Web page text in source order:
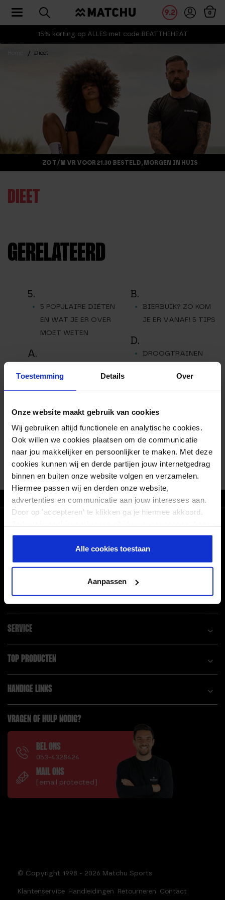
Toestemming Details Over
Onze website maakt gebruik van cookies
Wij gebruiken altijd functionele en analytische cookies.
Ook willen we cookies plaatsen om de communicatie
naar jou makkelijker en persoonlijker te maken. Met deze
cookies kunnen wij en derde partijen jouw internetgedrag
binnen en buiten onze website volgen en verzamelen.
Hiermee passen wij en derden onze website,
advertenties en communicatie aan jouw interesses aan.
Door op 'accepteren' te klikken ga je hiermee akkoord.
er meer over in onsprivacy beleid.
Alle cookies toestaan
Aanpassen
15% korting op ALLES met code BEATTHEHEAT
9.2 0
Toggle navigation
Dieet
ZO T/M VR VOOR 21.30 BESTELD, MORGEN IN HUIS
DIEET
GERELATEERD
5.
5 POPULAIRE DIËTEN
EN WAT JE ER OVER
MOET WETEN
A.
VAKANTIE
B.
BIERBUIK? ZO KOM
JE ER VANAF! 5 TIPS
D.
DROOGTRAINEN
MOET JE ETEN?
HET IDEALE 1500
KCAL DIEET!
V.
VOEDINGSSCHEMA
DROOG TRAINEN
VROUW EN MAN
Alles tonen
ZO T/M VR VOOR 21.30 BESTELD, MORGEN IN HUIS
Linkedin Instagram
POPULAIRE BLOGS
SERVICE
TOP PRODUCTEN
HANDIGE LINKS
VRAGEN OF HULP NODIG?
BEL ONS
053-4328424
MAIL ONS
[email protected]
© Copyright 1998 - 2026 Matchu Sports
Klantenservice Handleidingen Retourneren Contact